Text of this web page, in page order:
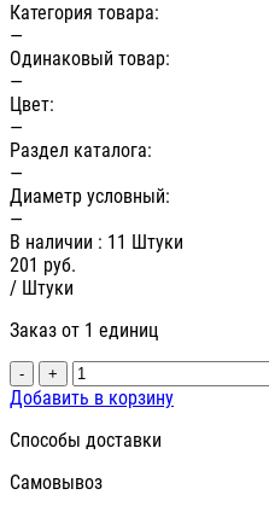
Категория товара:
—
Одинаковый товар:
—
Цвет:
—
Раздел каталога:
—
Диаметр условный:
—
В наличии : 11 Штуки
201 руб.
/ Штуки
Заказ от 1 единиц
- +
Добавить в корзину
Способы доставки
Самовывоз